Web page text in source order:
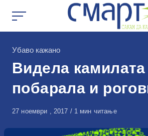
КАтегорија
Убаво кажано
Видела
побарала и
Објавено
27 ноември , 2017 1 мин читање